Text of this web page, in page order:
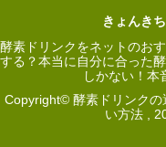
きょんき
酵素ドリンクをネットのお
する？本当に自分に合った
しかない！本
Copyright© 酵素ドリンク
い方法 ,